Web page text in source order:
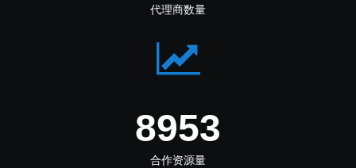
代理商数量
10386
合作资源量